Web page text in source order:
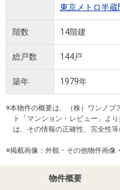
買いたいTOP
中古
マン
ショ
ンを
探す
売りたいTOP
無
料
査
定
売却
店舗案内TOP
店舗のご
案内（首
都圏）
古
会社情報TOP
ごあいさ
つ
要
経営ビジ
ョン
組
採用情報TOP
新卒採用
情報
採用情報
法人のお客さま
提携企業にお勤めの方
物件概要
東京メトロ半蔵
階数 14階建
総戸数 144戸
築年 1979年
※本物件の概要は、（株）ワンノブ
ト「マンション・レビュー」よ
は、その情報の正確性、完全性
※掲載画像：外観・その他物件画像